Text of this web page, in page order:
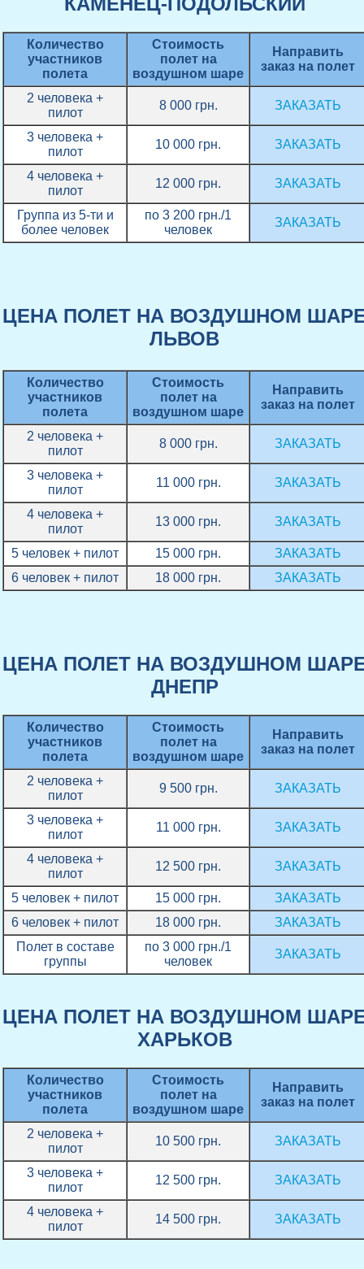
Количество
участников
полета
Стоимость
полет на
воздушном шаре
Направить
заказ на полет
2 человека +
пилот
8 000 грн. ЗАКАЗАТЬ
3 человека +
пилот
10 000 грн. ЗАКАЗАТЬ
4 человека +
пилот
12 000 грн. ЗАКАЗАТЬ
Группа из 5-ти и
более человек
по 3 200 грн./1
человек
ЗАКАЗАТЬ
ЦЕНА ПОЛЕТ НА ВОЗДУШНОМ
ЛЬВОВ
Количество
участников
полета
Стоимость
полет на
воздушном шаре
Направить
заказ на полет
2 человека +
пилот
8 000 грн. ЗАКАЗАТЬ
3 человека +
пилот
11 000 грн. ЗАКАЗАТЬ
4 человека +
пилот
13 000 грн. ЗАКАЗАТЬ
5 человек + пилот 15 000 грн.
ЗАКАЗАТЬ
6 человек + пилот
18 000 грн. ЗАКАЗАТЬ
ЦЕНА ПОЛЕТ НА ВОЗДУШНОМ
ДНЕПР
Количество
участников
полета
Стоимость
полет на
воздушном шаре
Направить
заказ на полет
2 человека +
пилот
9 500 грн. ЗАКАЗАТЬ
3 человека +
пилот
11 000 грн. ЗАКАЗАТЬ
4 человека +
пилот
12 500 грн. ЗАКАЗАТЬ
5 человек + пилот 15 000 грн.
ЗАКАЗАТЬ
6 человек + пилот
18 000 грн.
ЗАКАЗАТЬ
Полет в составе
группы
по 3 000 грн./1
человек
ЗАКАЗАТЬ
ЦЕНА ПОЛЕТ НА ВОЗДУШНОМ
ХАРЬКОВ
Количество
участников
полета
Стоимость
полет на
воздушном шаре
Направить
заказ на полет
2 человека +
пилот
10 500 грн. ЗАКАЗАТЬ
3 человека +
пилот
12 500 грн. ЗАКАЗАТЬ
4 человека +
пилот
14 500 грн. ЗАКАЗАТЬ